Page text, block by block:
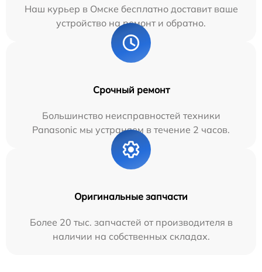
Наш курьер в Омске бесплатно доставит ваше
устройство на ремонт и обратно.
Срочный ремонт
Большинство неисправностей техники
Panasonic мы устраняем в течение 2 часов.
Оригинальные запчасти
Более 20 тыс. запчастей от производителя в
наличии на собственных складах.